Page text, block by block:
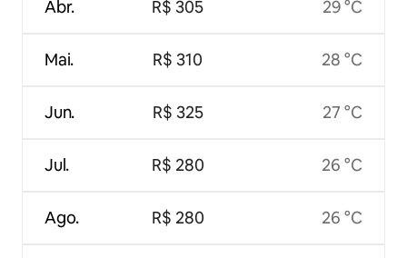
Abr.
Mai.
Jun.
Jul.
Ago.
R$ 305
R$ 310
R$ 325
R$ 280
R$ 280
29 °C
28 °C
27 °C
26 °C
26 °C